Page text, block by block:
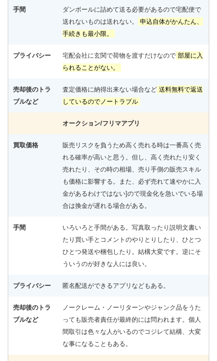
手間
ダンボールに詰めて送る必要があるので宅配便で
送れないものは送れない。
申込自体がかんたん、
手続きも最小限。
プライバシー 宅配会社に玄関で荷物を渡すだけなので 部屋に入
られることがない。
売却後のトラ
ブルなど
査定価格に納得出来ない場合など 送料無料で返送
しているのでノートラブル
オークション/フリマアプリ
買取価格
販売リスクを負うため高く売れる時は一番高く売
れる確率が高いと思う。但し、高く売れたり安く
売れたり、その時の相場、売り手側の販売スキル
も価格に影響する。また、必ず売れて速やかに入
金があるわけではない]ので現金化を急いでいる場
合は換金が遅れる場合がある。
手間
いろいろと手間がある。写真取ったり説明文書い
たり買い手とコメントのやりとりしたり、ひとつ
ひとつ発送や梱包したり。結構大変です。逆にそ
ういうのが好きな人には良い。
プライバシー 匿名配送ができるアプリなどもある。
売却後のトラ
ブルなど
ノークレーム・ノーリターンやジャンク品をうた
っても販売者責任が最終的には問われます。個人
間取引は色々な人がいるのでコジレて結構、大変
な事になることもある。